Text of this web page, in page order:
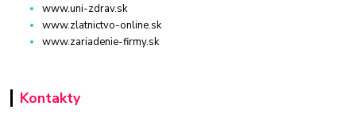
www.uni-zdrav.sk
www.zlatnictvo-online.sk
www.zariadenie-firmy.sk
Kontakty